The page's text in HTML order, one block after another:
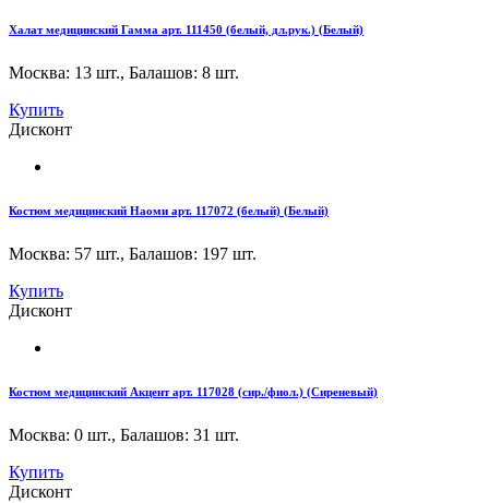
Халат медицинский Гамма арт. 111450 (белый, дл.рук.) (Белый)
Москва: 13 шт., Балашов: 8 шт.
Купить
Дисконт
Костюм медицинский Наоми арт. 117072 (белый) (Белый)
Москва: 57 шт., Балашов: 197 шт.
Купить
Дисконт
Костюм медицинский Акцент арт. 117028 (сир./фиол.) (Сиреневый)
Москва: 0 шт., Балашов: 31 шт.
Купить
Дисконт